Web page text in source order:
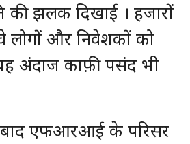
की झलक दिखाई । हजारों
लोगों और निवेशकों को
अंदाज काफ़ी पसंद भी
एफआरआई के परिसर